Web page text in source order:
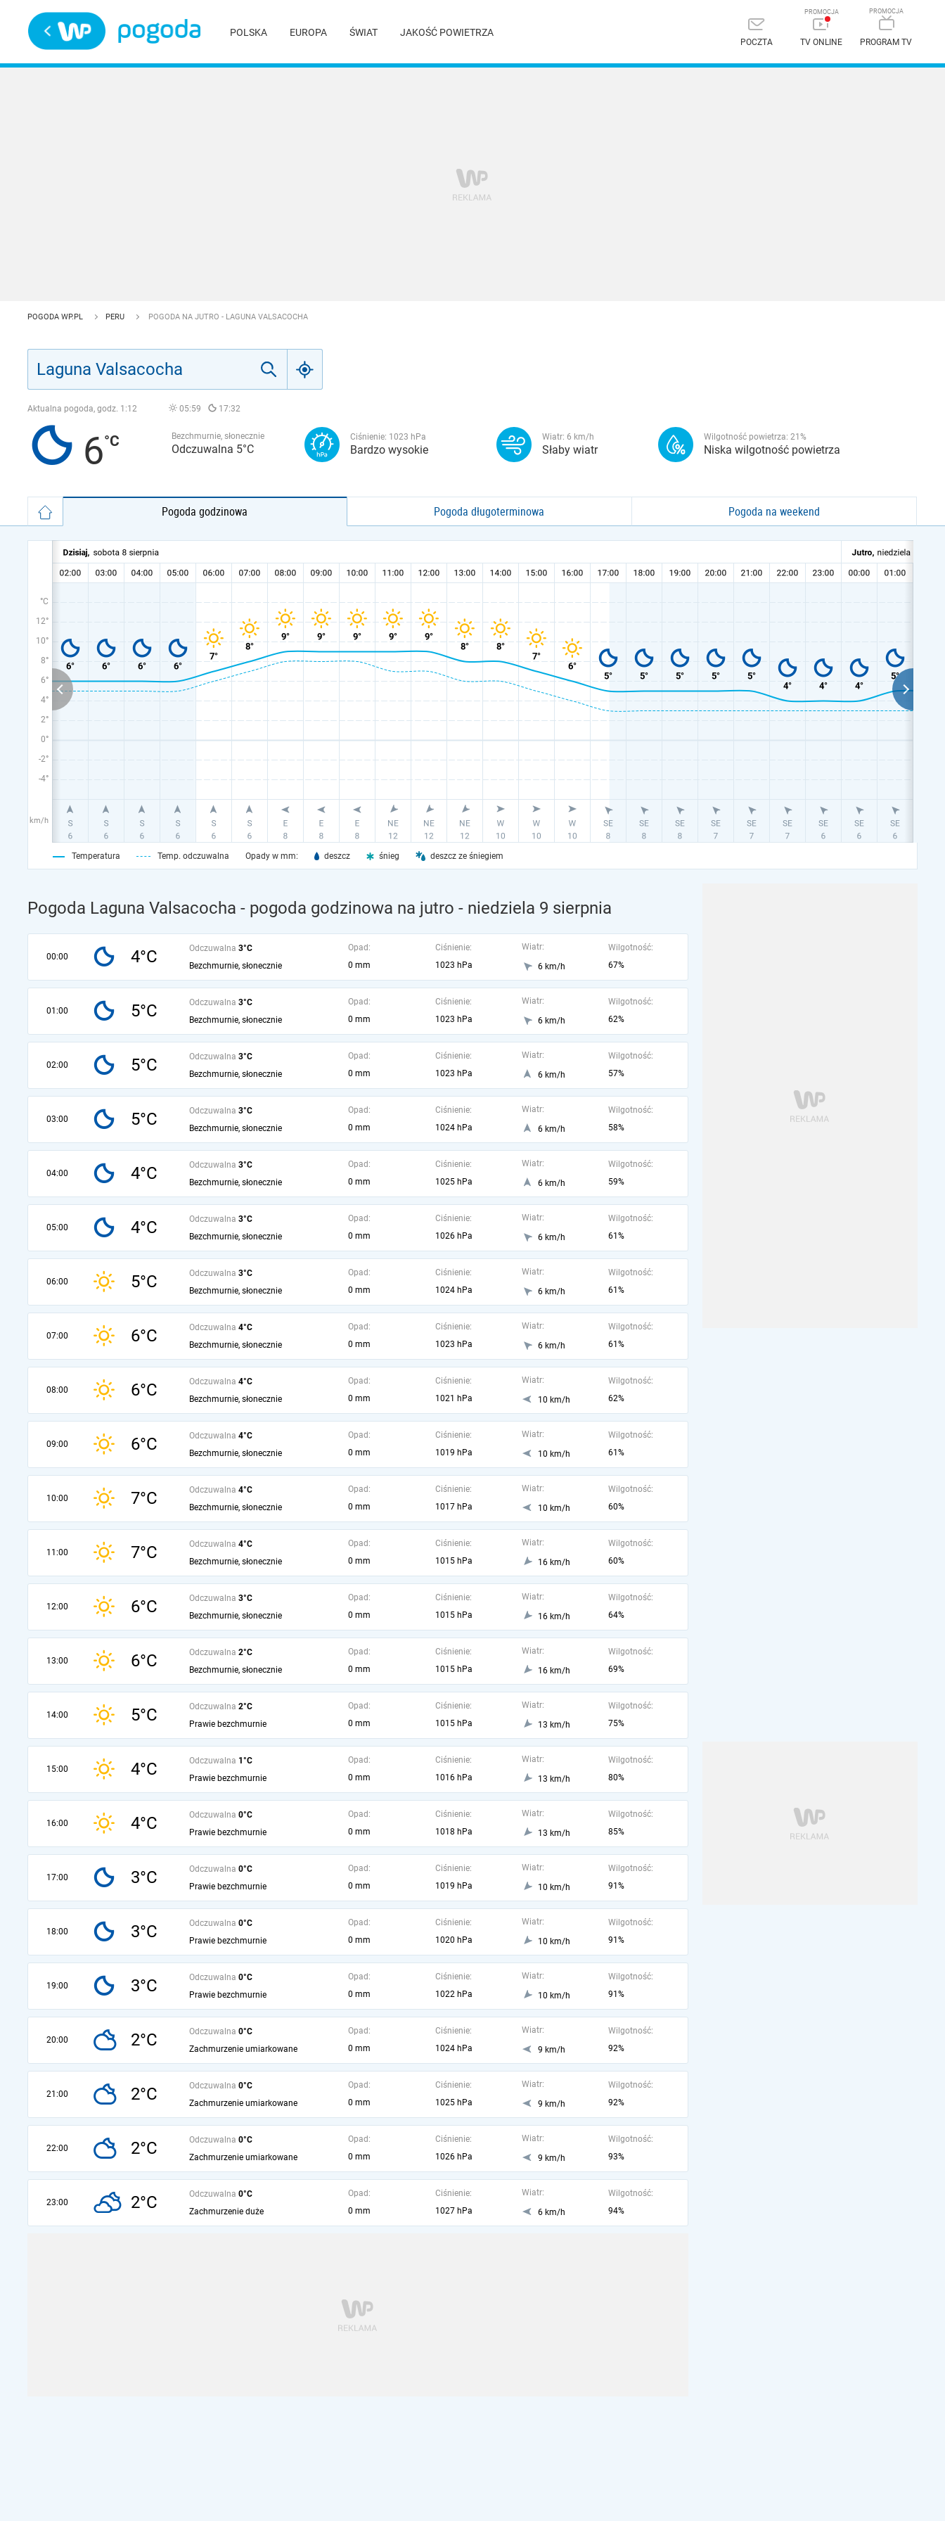
POLSKA EUROPA ŚWIAT JAKOŚĆ POWIETRZA
POCZTA TV ONLINE PROGRAM TV
POGODA WP.PL PERU POGODA NA JUTRO - LAGUNA VALSACOCHA
Aktualna pogoda, godz. 1:12 05:59 17:32
6 Bezchmurnie, słonecznie
Odczuwalna 5°C
Ciśnienie: 1023 hPa
Bardzo wysokie
Wiatr: 6 km/h
Słaby wiatr
Wilgotność powietrza: 21 %
Niska wilgotność powietrza
Pogoda godzinowa Pogoda długoterminowa Pogoda na weekend
°C
12°
10°
8°
6°
4°
2°
0°
-2°
-4°
km/h
Temperatura Temp. odczuwalna Opady w mm: deszcz śnieg deszcz ze śniegiem
Pogoda Laguna Valsacocha - pogoda godzinowa na jutro - niedziela 9 sierpnia
00:00 4°C Odczuwalna 3°C
Bezchmurnie, słonecznie
Opad:
0 mm
Ciśnienie:
1023 hPa
Wiatr:
6 km/h
Wilgotność:
67%
01:00 5°C Odczuwalna 3°C
Bezchmurnie, słonecznie
Opad:
0 mm
Ciśnienie:
1023 hPa
Wiatr:
6 km/h
Wilgotność:
62%
02:00 5°C Odczuwalna 3°C
Bezchmurnie, słonecznie
Opad:
0 mm
Ciśnienie:
1023 hPa
Wiatr:
6 km/h
Wilgotność:
57%
03:00 5°C Odczuwalna 3°C
Bezchmurnie, słonecznie
Opad:
0 mm
Ciśnienie:
1024 hPa
Wiatr:
6 km/h
Wilgotność:
58%
04:00 4°C Odczuwalna 3°C
Bezchmurnie, słonecznie
Opad:
0 mm
Ciśnienie:
1025 hPa
Wiatr:
6 km/h
Wilgotność:
59%
05:00 4°C Odczuwalna 3°C
Bezchmurnie, słonecznie
Opad:
0 mm
Ciśnienie:
1026 hPa
Wiatr:
6 km/h
Wilgotność:
61%
06:00 5°C Odczuwalna 3°C
Bezchmurnie, słonecznie
Opad:
0 mm
Ciśnienie:
1024 hPa
Wiatr:
6 km/h
Wilgotność:
61%
07:00 6°C Odczuwalna 4°C
Bezchmurnie, słonecznie
Opad:
0 mm
Ciśnienie:
1023 hPa
Wiatr:
6 km/h
Wilgotność:
61%
08:00 6°C Odczuwalna 4°C
Bezchmurnie, słonecznie
Opad:
0 mm
Ciśnienie:
1021 hPa
Wiatr:
10 km/h
Wilgotność:
62%
09:00 6°C Odczuwalna 4°C
Bezchmurnie, słonecznie
Opad:
0 mm
Ciśnienie:
1019 hPa
Wiatr:
10 km/h
Wilgotność:
61%
10:00 7°C Odczuwalna 4°C
Bezchmurnie, słonecznie
Opad:
0 mm
Ciśnienie:
1017 hPa
Wiatr:
10 km/h
Wilgotność:
60%
11:00 7°C Odczuwalna 4°C
Bezchmurnie, słonecznie
Opad:
0 mm
Ciśnienie:
1015 hPa
Wiatr:
16 km/h
Wilgotność:
60%
12:00 6°C Odczuwalna 3°C
Bezchmurnie, słonecznie
Opad:
0 mm
Ciśnienie:
1015 hPa
Wiatr:
16 km/h
Wilgotność:
64%
13:00 6°C Odczuwalna 2°C
Bezchmurnie, słonecznie
Opad:
0 mm
Ciśnienie:
1015 hPa
Wiatr:
16 km/h
Wilgotność:
69%
14:00 5°C Odczuwalna 2°C
Prawie bezchmurnie
Opad:
0 mm
Ciśnienie:
1015 hPa
Wiatr:
13 km/h
Wilgotność:
75%
15:00 4°C Odczuwalna 1°C
Prawie bezchmurnie
Opad:
0 mm
Ciśnienie:
1016 hPa
Wiatr:
13 km/h
Wilgotność:
80%
16:00 4°C Odczuwalna 0°C
Prawie bezchmurnie
Opad:
0 mm
Ciśnienie:
1018 hPa
Wiatr:
13 km/h
Wilgotność:
85%
17:00 3°C Odczuwalna 0°C
Prawie bezchmurnie
Opad:
0 mm
Ciśnienie:
1019 hPa
Wiatr:
10 km/h
Wilgotność:
91%
18:00 3°C Odczuwalna 0°C
Prawie bezchmurnie
Opad:
0 mm
Ciśnienie:
1020 hPa
Wiatr:
10 km/h
Wilgotność:
91%
19:00 3°C Odczuwalna 0°C
Prawie bezchmurnie
Opad:
0 mm
Ciśnienie:
1022 hPa
Wiatr:
10 km/h
Wilgotność:
91%
20:00 2°C Odczuwalna 0°C
Zachmurzenie umiarkowane
Opad:
0 mm
Ciśnienie:
1024 hPa
Wiatr:
9 km/h
Wilgotność:
92%
21:00 2°C Odczuwalna 0°C
Zachmurzenie umiarkowane
Opad:
0 mm
Ciśnienie:
1025 hPa
Wiatr:
9 km/h
Wilgotność:
92%
22:00 2°C Odczuwalna 0°C
Zachmurzenie umiarkowane
Opad:
0 mm
Ciśnienie:
1026 hPa
Wiatr:
9 km/h
Wilgotność:
93%
23:00 2°C Odczuwalna 0°C
Zachmurzenie duże
Opad:
0 mm
Ciśnienie:
1027 hPa
Wiatr:
6 km/h
Wilgotność:
94%